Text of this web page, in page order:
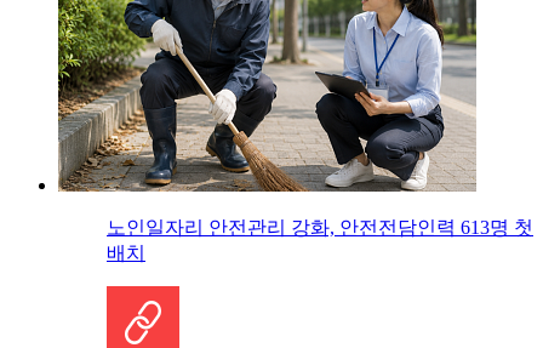
노인일자리 안전관리 강화, 안전전담인력 613명 첫
배치